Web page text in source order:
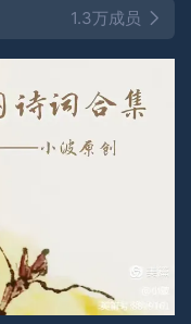
1.3万成员